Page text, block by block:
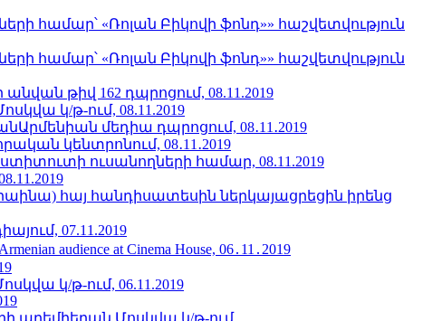
համար՝ «Ռոլան Բիկովի ֆոնդ»» հաշվետվություն
համար՝ «Ռոլան Բիկովի ֆոնդ»» հաշվետվություն
թիվ 162 դպրոցում, 08.11.2019
կ/թ-ում, 08.11.2019
մեդիա դպրոցում, 08․11․2019
կենտրոնում, 08․11․2019
ուսանողների համար, 08.11.2019
հայ հանդիսատեսին ներկայացրեցին իրենց
07.11.2019
audience at Cinema House, 06․11․2019
կ/թ-ում, 06.11.2019
պրեմիերան Մոսկվա կ/թ-ում